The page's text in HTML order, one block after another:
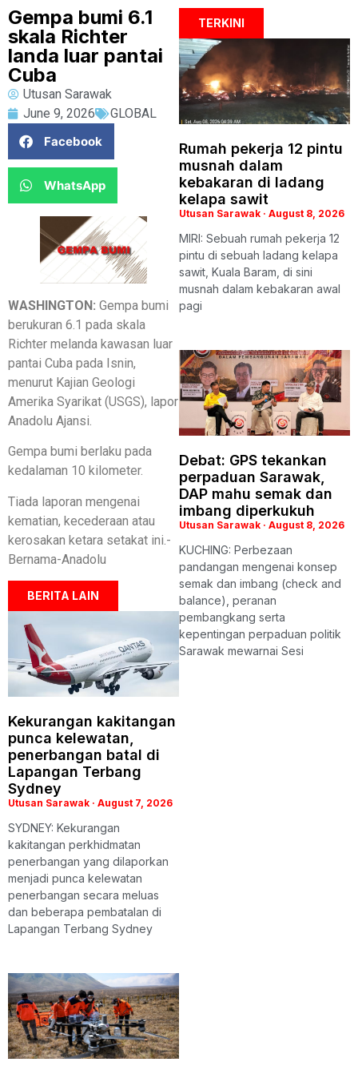
Gempa bumi 6.1
skala Richter
landa luar pantai
Cuba
Utusan Sarawak
June 9, 2026
GLOBAL
Facebook
WhatsApp
WASHINGTON: Gempa bumi
berukuran 6.1 pada skala
Richter melanda kawasan luar
pantai Cuba pada Isnin,
menurut Kajian Geologi
Amerika Syarikat (USGS), lapor
Anadolu Ajansi.
Gempa bumi berlaku pada
kedalaman 10 kilometer.
Tiada laporan mengenai
kematian, kecederaan atau
kerosakan ketara setakat ini.-
Bernama-Anadolu
BERITA LAIN
Kekurangan kakitangan
punca kelewatan,
penerbangan batal di
Lapangan Terbang
Sydney
Utusan Sarawak August 7, 2026
SYDNEY: Kekurangan
kakitangan perkhidmatan
penerbangan yang dilaporkan
menjadi punca kelewatan
penerbangan secara meluas
dan beberapa pembatalan di
Lapangan Terbang Sydney
TERKINI
Rumah pekerja 12 pintu
musnah dalam
kebakaran di ladang
kelapa sawit
Utusan Sarawak August 8, 2026
MIRI: Sebuah rumah pekerja 12
pintu di sebuah ladang kelapa
sawit, Kuala Baram, di sini
musnah dalam kebakaran awal
pagi
Debat: GPS tekankan
perpaduan Sarawak,
DAP mahu semak dan
imbang diperkukuh
Utusan Sarawak August 8, 2026
KUCHING: Perbezaan
pandangan mengenai konsep
semak dan imbang (check and
balance), peranan
pembangkang serta
kepentingan perpaduan politik
Sarawak mewarnai Sesi